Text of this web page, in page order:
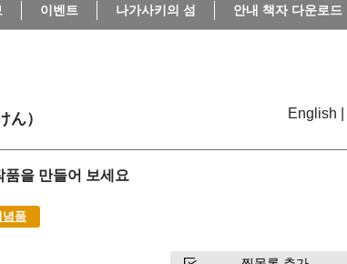
이벤트 나가사키의 섬 안내 책자 다운로드
ん） English
을 만들어 보세요
념품